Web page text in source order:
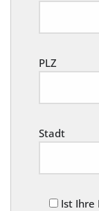
PLZ
Stadt
Ist Ihre